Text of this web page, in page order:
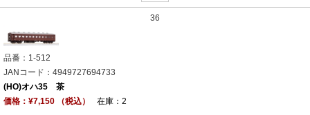
36
品番：1-512
JANコード：4949727694733
(HO)オハ35 茶
価格：¥7,150 （税込）
在庫：2